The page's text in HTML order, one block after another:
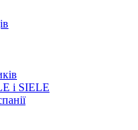
і SIELE